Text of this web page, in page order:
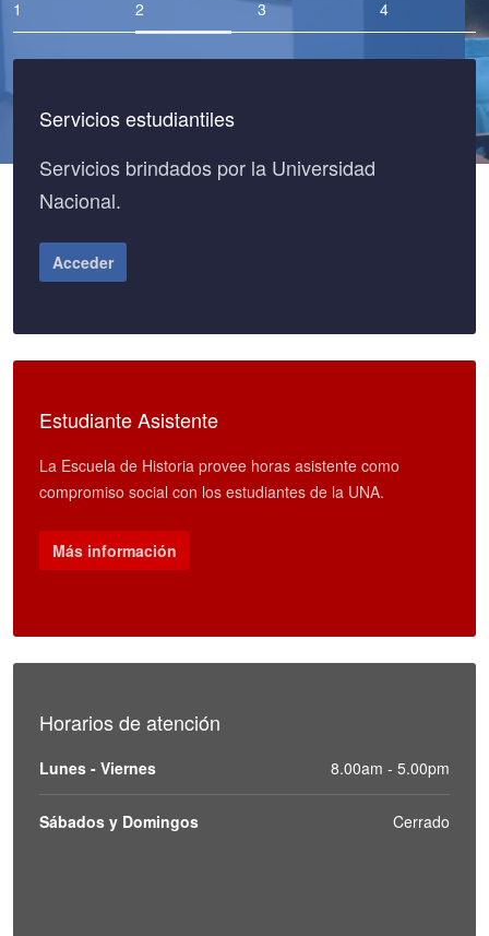
Servicios estudiantiles
Servicios brindados por la Universidad
Nacional.
Acceder
Estudiante Asistente
La Escuela de Historia provee horas asistente como
compromiso social con los estudiantes de la UNA.
Más información
Horarios de atención
Lunes - Viernes 8.00am - 5.00pm
Sábados y Domingos Cerrado